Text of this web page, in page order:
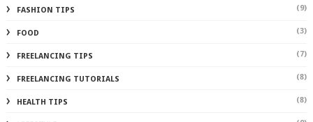
FASHION TIPS (9)
FOOD (3)
FREELANCING TIPS (7)
FREELANCING TUTORIALS (8)
HEALTH TIPS (8)